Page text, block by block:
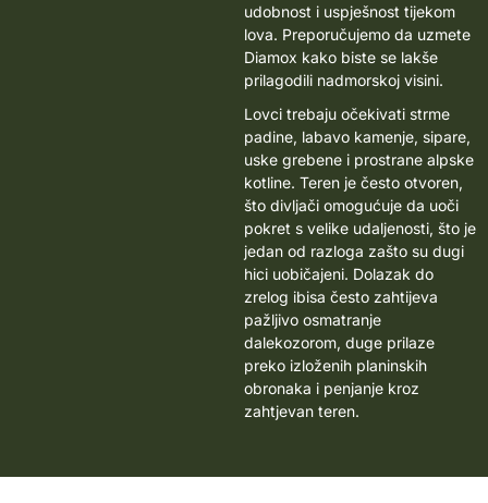
udobnost i uspješnost tijekom
lova. Preporučujemo da uzmete
Diamox kako biste se lakše
prilagodili nadmorskoj visini.
Lovci trebaju očekivati strme
padine, labavo kamenje, sipare,
uske grebene i prostrane alpske
kotline. Teren je često otvoren,
što divljači omogućuje da uoči
pokret s velike udaljenosti, što je
jedan od razloga zašto su dugi
hici uobičajeni. Dolazak do
zrelog ibisa često zahtijeva
pažljivo osmatranje
dalekozorom, duge prilaze
preko izloženih planinskih
obronaka i penjanje kroz
zahtjevan teren.